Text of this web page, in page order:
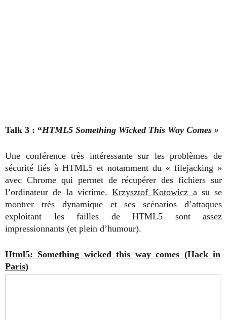
Talk 3 : “HTML5 Something Wicked This Way Comes »
Une conférence très intéressante sur les problèmes de
sécurité liés à HTML5 et notamment du « filejacking »
avec Chrome qui permet de récupérer des fichiers sur
l’ordinateur de la victime. Krzysztof Kotowicz a su se
montrer très dynamique et ses scénarios d’attaques
exploitant les failles de HTML5 sont assez
impressionnants (et plein d’humour).
Html5: Something wicked this way comes (Hack in
Paris)